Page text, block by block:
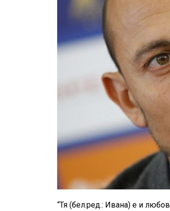
“Тя (бел.ред.: Ивана) е и